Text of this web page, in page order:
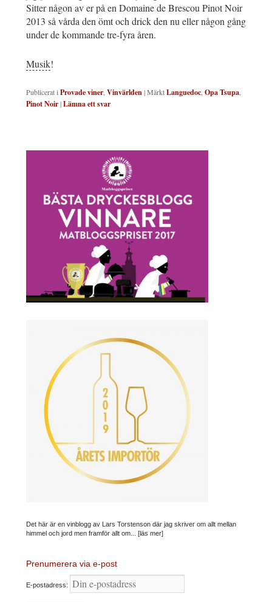
Sitter någon av er på en Domaine de Brescou Pinot Noir
2013 så vårda den ömt och drick den nu eller någon gång
under de kommande tre-fyra åren.
Musik!
Publicerat iProvade viner,Vinvärlden|MärktLanguedoc,Opa Tsupa,
Pinot Noir|Lämna ett svar
Det här är en vinblogg av Lars Torstenson där jag skriver om allt mellan
himmel och jord men framför allt om... [läs mer]
Prenumerera via e-post
E-postadress: